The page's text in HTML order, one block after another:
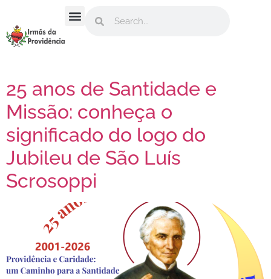
25 anos de Santidade e
Missão: conheça o
significado do logo do
Jubileu de São Luís
Scrosoppi